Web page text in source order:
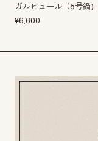
ガルビュール（5号鍋)
¥6,600